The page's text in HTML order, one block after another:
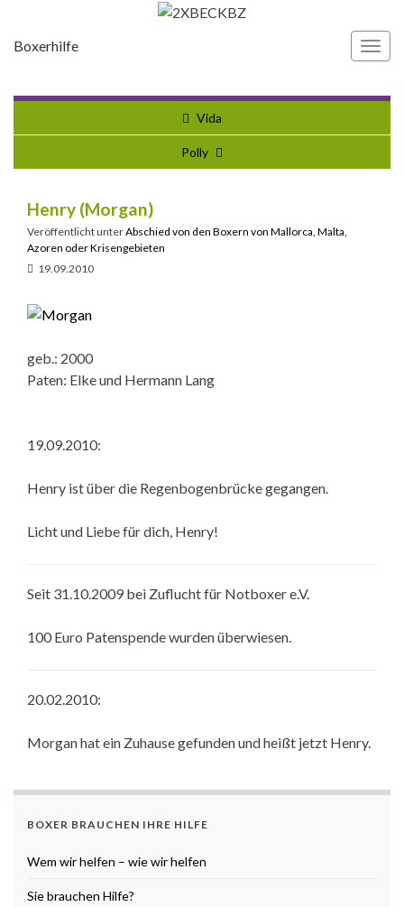
Boxerhilfe
Vida
Polly
Henry (Morgan)
Veröffentlicht unterAbschied von den Boxern von Mallorca, Malta,
Azoren oder Krisengebieten
19.09.2010
geb.: 2000
Paten: Elke und Hermann Lang
19.09.2010:
Henry ist über die Regenbogenbrücke gegangen.
Licht und Liebe für dich, Henry!
Seit 31.10.2009 bei Zuflucht für Notboxer e.V.
100 Euro Patenspende wurden überwiesen.
20.02.2010:
Morgan hat ein Zuhause gefunden und heißt jetzt Henry.
BOXER BRAUCHEN IHRE HILFE
Wem wir helfen – wie wir helfen
Sie brauchen Hilfe?